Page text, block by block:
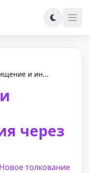
и ин...
через
Новое толкование